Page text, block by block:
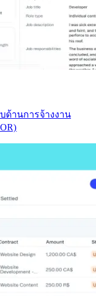
ด้านการจ้างงาน